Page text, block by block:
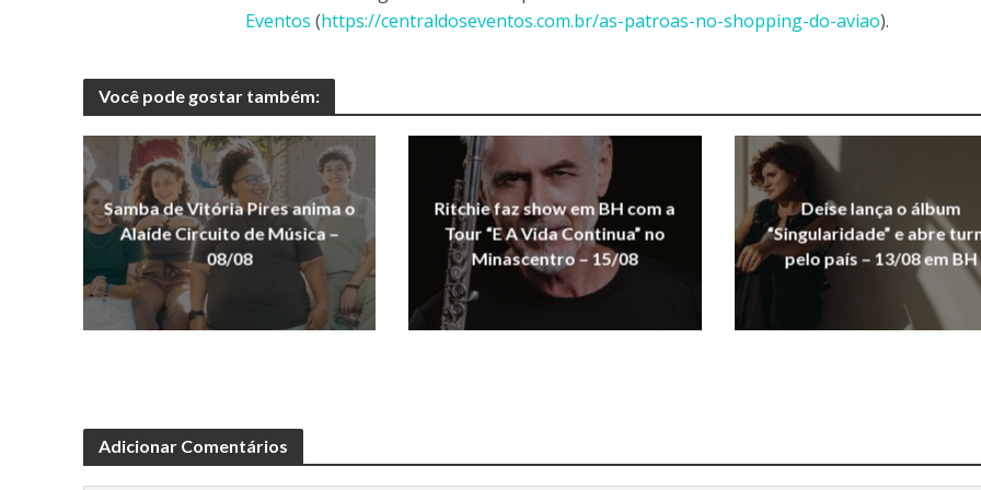
Eventos (https://centraldoseventos.com.br/as-patroas-no-shopping-do-aviao).
Você pode gostar também:
Samba de Vitória Pires anima o
Alaíde Circuito de Música –
08/08
Ritchie faz show em BH com a
Tour “E A Vida Continua” no
Minascentro – 15/08
Deise lança o álbum
“Singularidade” e abre
pelo país – 13/08 em BH
Adicionar Comentários